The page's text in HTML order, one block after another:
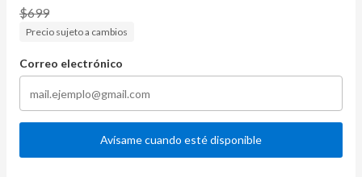
$699
Precio sujeto a cambios
Correo electrónico
Avísame cuando esté disponible